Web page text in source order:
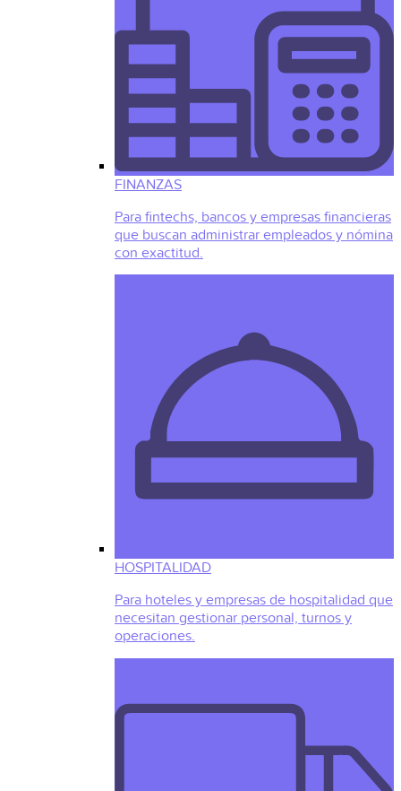
FINANZAS
Para fintechs, bancos y empresas financieras
que buscan administrar empleados y nómina
con exactitud.
HOSPITALIDAD
Para hoteles y empresas de hospitalidad que
necesitan gestionar personal, turnos y
operaciones.